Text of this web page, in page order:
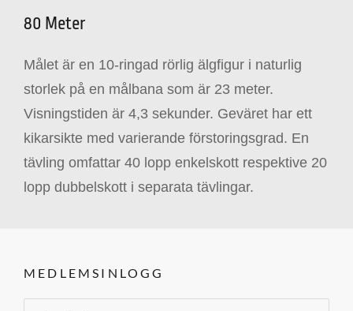
80 Meter
Målet är en 10-ringad rörlig älgfigur i naturlig
storlek på en målbana som är 23 meter.
Visningstiden är 4,3 sekunder. Geväret har ett
kikarsikte med varierande förstoringsgrad. En
tävling omfattar 40 lopp enkelskott respektive 20
lopp dubbelskott i separata tävlingar.
MEDLEMSINLOGG